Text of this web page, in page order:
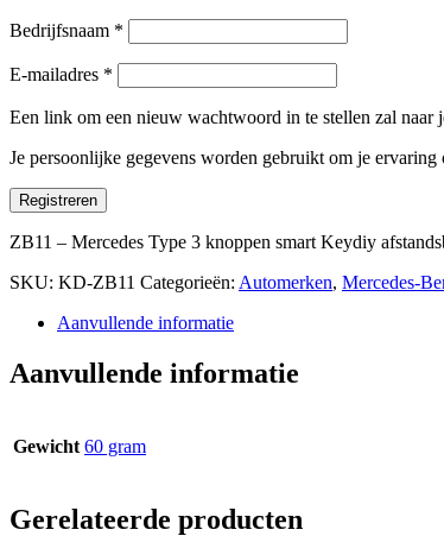
Bedrijfsnaam *
E-mailadres *
Een link om een nieuw wachtwoord in te stellen zal naar
Je persoonlijke gegevens worden gebruikt om je
Registreren
ZB11 – Mercedes Type 3 knoppen smart Keydiy
SKU: KD-ZB11 Categorieën: Automerken, Mercedes-
Aanvullende informatie
Aanvullende informatie
Gewicht 60 gram
Gerelateerde producten